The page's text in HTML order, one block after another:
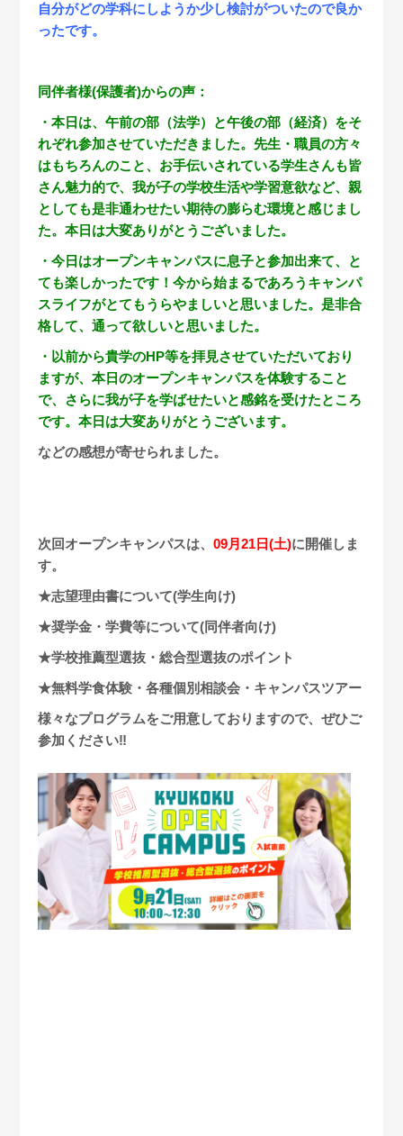
自分がどの学科にしようか少し検討がついたので良か
ったです。
同伴者様(保護者)からの声：
・本日は、午前の部（法学）と午後の部（経済）をそ
れぞれ参加させていただきました。先生・職員の方々
はもちろんのこと、お手伝いされている学生さんも皆
さん魅力的で、我が子の学校生活や学習意欲など、親
としても是非通わせたい期待の膨らむ環境と感じまし
た。本日は大変ありがとうございました。
・今日はオープンキャンパスに息子と参加出来て、と
ても楽しかったです！今から始まるであろうキャンパ
スライフがとてもうらやましいと思いました。是非合
格して、通って欲しいと思いました。
・以前から貴学のHP等を拝見させていただいており
ますが、本日のオープンキャンパスを体験すること
で、さらに我が子を学ばせたいと感銘を受けたところ
です。本日は大変ありがとうございます。
などの感想が寄せられました。
次回オープンキャンパスは、09月21日(土)に開催しま
す。
★志望理由書について(学生向け)
★奨学金・学費等について(同伴者向け)
★学校推薦型選抜・総合型選抜のポイント
★無料学食体験・各種個別相談会・キャンパスツアー
様々なプログラムをご用意しておりますので、ぜひご
参加ください‼